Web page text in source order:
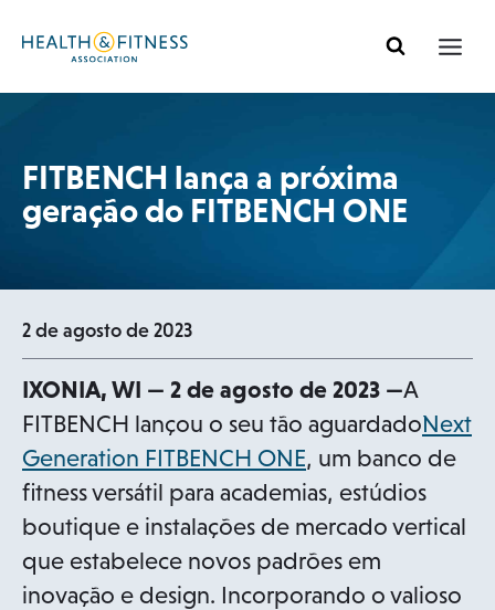
para
FITBENCH lança a próxima
geração do FITBENCH ONE
2 de agosto de 2023
IXONIA, WI — 2 de agosto de 2023 —A
FITBENCH lançou o seu tão aguardadoNext
Generation FITBENCH ONEo
p
e
n
s
, um banco de
fitness versátil para academias, estúdios
boutique e instalações de mercado vertical
que estabelece novos padrões em
inovação e design. Incorporando o valioso